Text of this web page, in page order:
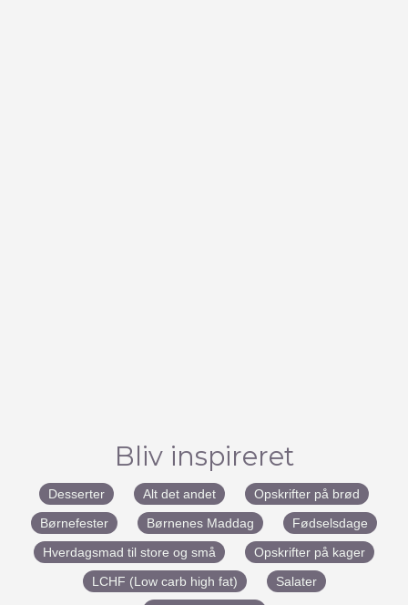
Bliv inspireret
Desserter Alt det andet
Opskrifter på brød
Børnefester
Børnenes Maddag
Fødselsdage
Hverdagsmad til store og små
Opskrifter på kager
LCHF (Low carb high fat)
Salater